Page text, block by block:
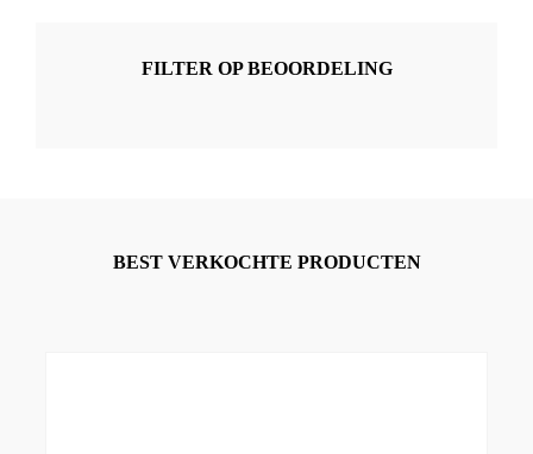
FILTER OP BEOORDELING
BEST VERKOCHTE PRODUCTEN